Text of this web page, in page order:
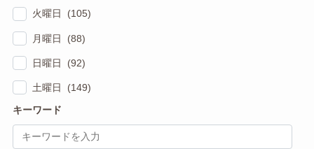
火曜日 (105)
月曜日 (88)
日曜日 (92)
土曜日 (149)
キーワード